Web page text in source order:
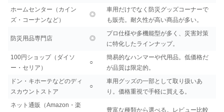
ホームセンター（カイン
ズ・コーナンなど）
◎
車用だけでなく防災グッズコーナーで
も販売。耐久性が高い商品が多い。
防災用品専門店 ◎
プロ仕様や多機能型が多く、災害対策
に特化したラインナップ。
100円ショップ（ダイソ
ー・セリア）
○
簡易的なハンマーや代用品。低価格だ
が品質は限定的。
ドン・キホーテなどのディ
スカウントストア
○
車用グッズの一部として取り扱いあ
り。価格重視で手軽に買える。
ネット通販（Amazon・楽
豊富な種類から選べる。レビュー比較